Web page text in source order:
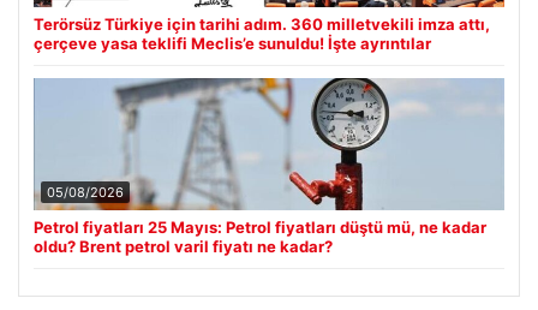
Terörsüz Türkiye için tarihi adım. 360 milletvekili imza attı,
çerçeve yasa teklifi Meclis’e sunuldu! İşte ayrıntılar
05/08/2026
Petrol fiyatları 25 Mayıs: Petrol fiyatları düştü mü, ne kadar
oldu? Brent petrol varil fiyatı ne kadar?